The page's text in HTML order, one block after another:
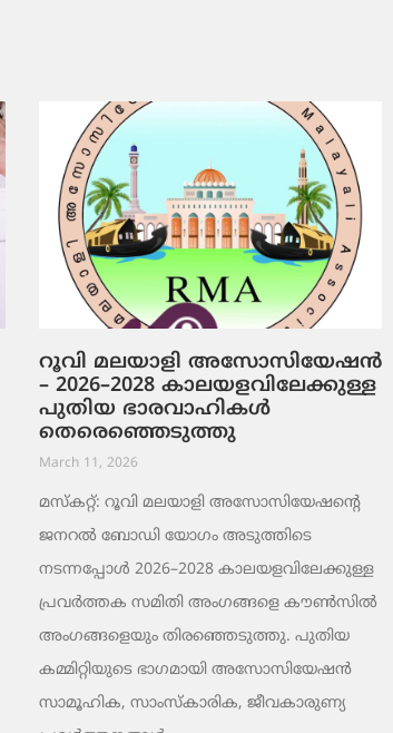
റൂവി മലയാളി അസോസിയേഷൻ
– 2026–2028 കാലയളവിലേക്കുള്ള
പുതിയ ഭാരവാഹികൾ
തെരെഞ്ഞെടുത്തു
March 11, 2026
മസ്കറ്റ്: റൂവി മലയാളി അസോസിയേഷന്റെ
ജനറൽ ബോഡി യോഗം അടുത്തിടെ
നടന്നപ്പോൾ 2026–2028 കാലയളവിലേക്കുള്ള
പ്രവർത്തക സമിതി അംഗങ്ങളെ കൗൺസിൽ
അംഗങ്ങളെയും തിരഞ്ഞെടുത്തു. പുതിയ
കമ്മിറ്റിയുടെ ഭാഗമായി അസോസിയേഷൻ
സാമൂഹിക, സാംസ്‌കാരിക, ജീവകാരുണ്യ